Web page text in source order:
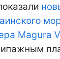
Magura